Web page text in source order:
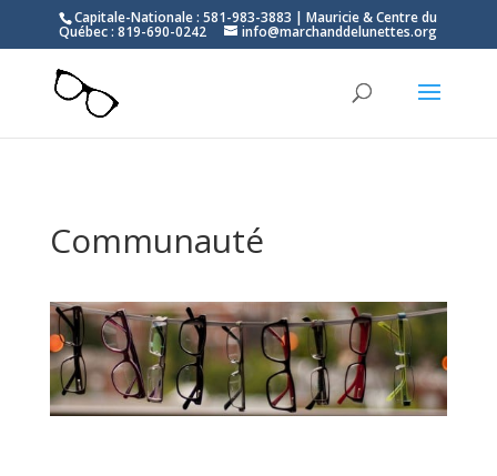
Capitale-Nationale : 581-983-3883 | Mauricie & Centre du
Québec : 819-690-0242 info@marchanddelunettes.org
Communauté